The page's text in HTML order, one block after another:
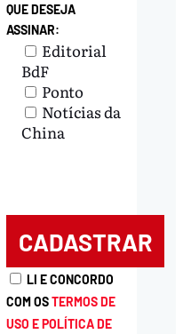
QUE DESEJA
ASSINAR:
Editorial
BdF
Ponto
Notícias da
China
LI E CONCORDO
COM OSTERMOS DE
USO E POLÍTICA DE